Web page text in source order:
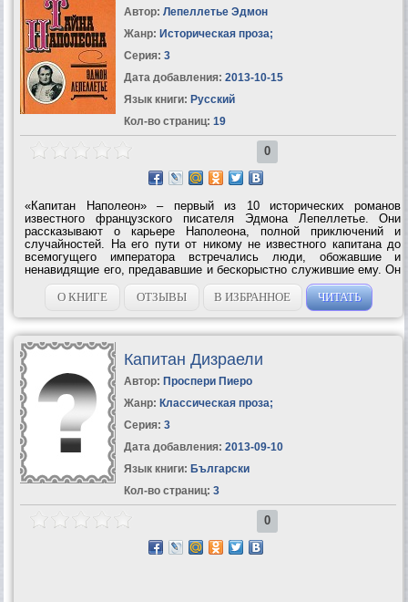
Автор: Лепеллетье Эдмон
Жанр: Историческая проза;
Серия: 3
Дата добавления: 2013-10-15
Язык книги: Русский
Кол-во страниц: 19
0
«Капитан Наполеон» – первый из 10 исторических романов
известного французского писателя Эдмона Лепеллетье. Они
рассказывают о карьере Наполеона, полной приключений и
случайностей. На его пути от никому не известного капитана до
всемогущего императора встречались люди, обожавшие и
ненавидящие его, предававшие и бескорыстно служившие ему. Он
почему-то любил женщин, которые не любили его – вечная
история! Обо всем этом и...
О КНИГЕ ОТЗЫВЫ В ИЗБРАННОЕ ЧИТАТЬ
Капитан Дизраели
Автор: Проспери Пиеро
Жанр: Классическая проза;
Серия: 3
Дата добавления: 2013-09-10
Язык книги: Български
Кол-во страниц: 3
0